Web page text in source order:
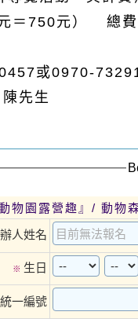
＝750元） 總
或0970-
先生
動物園露營趣』/ 動物
人姓名
※ 生日
統一編號